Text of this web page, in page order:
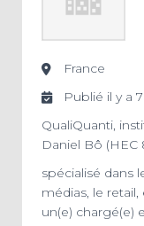
France
Publié il y a
QualiQuanti,
Daniel Bô (HEC
spécialisé dans
médias, le
un(e) chargé(e)